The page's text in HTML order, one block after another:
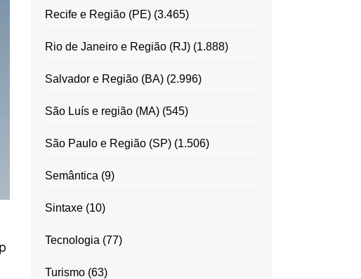
Recife e Região (PE)(3.465)
Rio de Janeiro e Região (RJ)(1.888)
Salvador e Região (BA)(2.996)
São Luís e região (MA)(545)
São Paulo e Região (SP)(1.506)
Semântica (9)
Sintaxe(10)
Tecnologia (77)
Turismo(63)